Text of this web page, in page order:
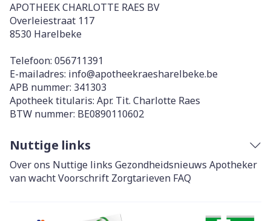
APOTHEEK CHARLOTTE RAES BV
Overleiestraat 117
8530 Harelbeke
Telefoon: 056711391
E-mailadres: info@apotheekraesharelbeke.be
APB nummer: 341303
Apotheek titularis: Apr. Tit. Charlotte Raes
BTW nummer: BE0890110602
Nuttige links
Over ons Nuttige links Gezondheidsnieuws Apotheker
van wachtVoorschrift Zorgtarieven FAQ